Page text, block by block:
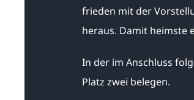
frieden mit der
heraus. Damit heimste
In der im Anschluss
Platz zwei belegen.